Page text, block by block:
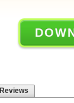
Reviews